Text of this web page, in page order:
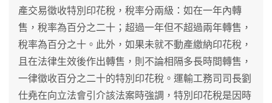
產交易徵收特別印花稅，稅率分兩級：如在一年內轉
售，稅率為百分之二十；超過一年但不超過兩年轉售，
稅率為百分之十。此外，如果未就不動產繳納印花稅，
且在法律生效後作出轉售，則不論相隔多長時間轉售，
一律徵收百分之二十的特別印花稅。運輸工務司司長劉
仕堯在向立法會引介該法案時強調，特別印花稅是因時